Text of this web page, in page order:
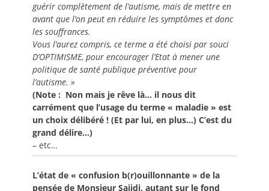
guérir complètement de l’autisme, mais de mettre en
avant que l’on peut en réduire les symptômes et donc
les souffrances.
Vous l’aurez compris, ce terme a été choisi par souci
D’OPTIMISME, pour encourager l’Etat à mener une
politique de santé publique préventive pour
l’autisme. »
(Note : Non mais je rêve là… il nous dit
carrément que l’usage du terme « maladie » est
un choix délibéré ! (Et par lui, en plus…) C’est du
grand délire…)
– etc…
L’état de « confusion b(r)ouillonnante » de la
pensée de Monsieur Sajidi, autant sur le fond